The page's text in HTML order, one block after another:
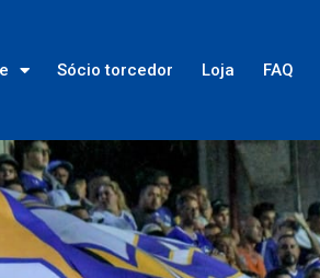
Sócio torcedor Loja FAQ